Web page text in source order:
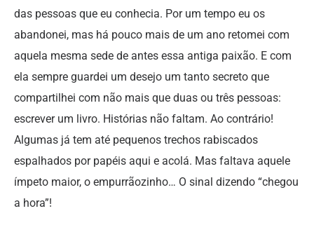
das pessoas que eu conhecia. Por um tempo eu os
abandonei, mas há pouco mais de um ano retomei com
aquela mesma sede de antes essa antiga paixão. E com
ela sempre guardei um desejo um tanto secreto que
compartilhei com não mais que duas ou três pessoas:
escrever um livro. Histórias não faltam. Ao contrário!
Algumas já tem até pequenos trechos rabiscados
espalhados por papéis aqui e acolá. Mas faltava aquele
ímpeto maior, o empurrãozinho… O sinal dizendo “chegou
a hora”!